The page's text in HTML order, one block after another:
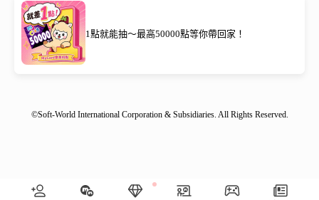
1點就能抽～最高50000點等你帶回家！
©Soft-World International Corporation & Subsidiaries. All Rights Reserved.